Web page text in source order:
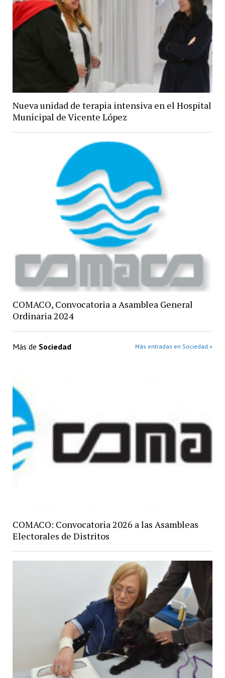
Nueva unidad de terapia intensiva en el Hospital
Municipal de Vicente López
COMACO, Convocatoria a Asamblea General
Ordinaria 2024
Más de Sociedad Más entradas en Sociedad »
COMACO: Convocatoria 2026 a las Asambleas
Electorales de Distritos